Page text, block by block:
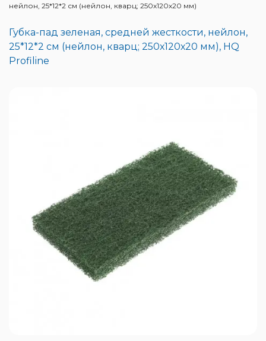
нейлон, 25*12*2 см (нейлон, кварц; 250х120х20 мм)
Губка-пад зеленая, средней жесткости, нейлон,
25*12*2 см (нейлон, кварц; 250х120х20 мм), HQ
Profiline